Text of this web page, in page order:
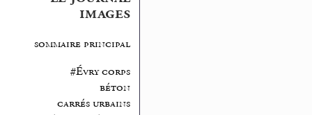
images
sommaire principal
#Évry corps
béton
carrés urbains